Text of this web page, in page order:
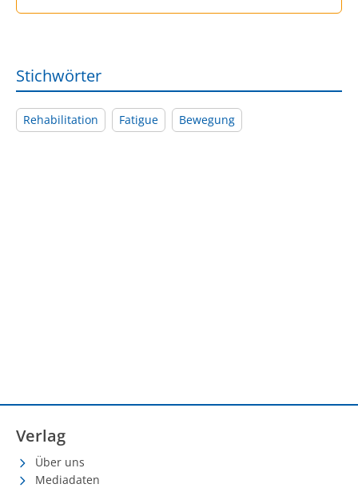
Stichwörter
Rehabilitation Fatigue Bewegung
Verlag
Über uns
Mediadaten